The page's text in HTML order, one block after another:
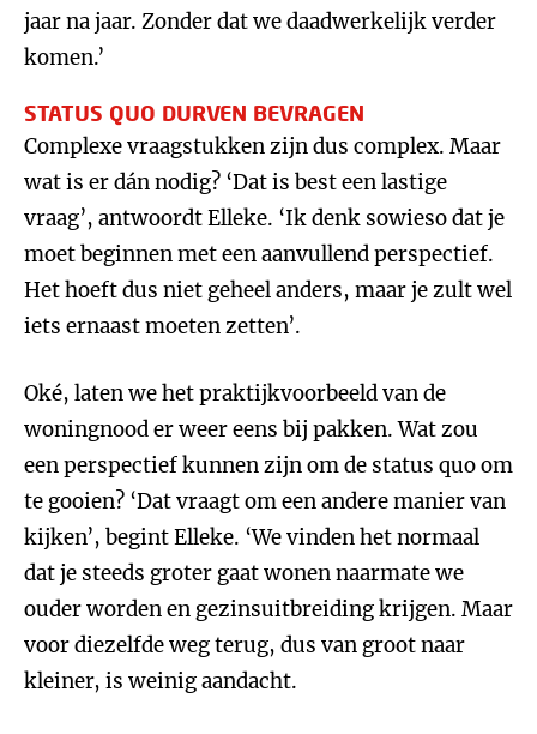
jaar na jaar. Zonder dat we daadwerkelijk verder
komen.’
STATUS QUO DURVEN BEVRAGEN
Complexe vraagstukken zijn dus complex. Maar
wat is er dán nodig? ‘Dat is best een lastige
vraag’, antwoordt Elleke. ‘Ik denk sowieso dat je
moet beginnen met een aanvullend perspectief.
Het hoeft dus niet geheel anders, maar je zult wel
iets ernaast moeten zetten’.
Oké, laten we het praktijkvoorbeeld van de
woningnood er weer eens bij pakken. Wat zou
een perspectief kunnen zijn om de status quo om
te gooien? ‘Dat vraagt om een andere manier van
kijken’, begint Elleke. ‘We vinden het normaal
dat je steeds groter gaat wonen naarmate we
ouder worden en gezinsuitbreiding krijgen. Maar
voor diezelfde weg terug, dus van groot naar
kleiner, is weinig aandacht.